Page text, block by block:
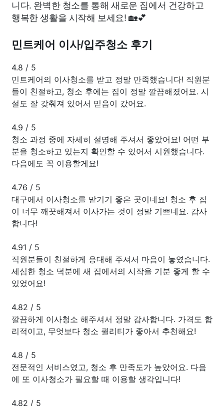
니다. 완벽한 청소를 통해 새로운 집에서 건강하고
행복한 생활을 시작해 보세요! 🏡💕
민트케어 이사/입주청소 후기
4.8 / 5
민트케어의 이사청소를 받고 정말 만족했습니다! 직원분
들이 친절하고, 청소 후에는 집이 정말 깔끔해졌어요. 시
설도 잘 갖춰져 있어서 믿음이 갔어요.
4.9 / 5
청소 과정 중에 자세히 설명해 주셔서 좋았어요! 어떤 부
분을 청소하고 있는지 확인할 수 있어서 시원했습니다.
다음에도 꼭 이용할게요!
4.76 / 5
대구에서 이사청소를 맡기기 좋은 곳이네요! 청소 후 집
이 너무 깨끗해져서 이사가는 것이 정말 기쁘네요. 감사
합니다!
4.91 / 5
직원분들이 친절하게 응대해 주셔서 마음이 놓였습니다.
세심한 청소 덕분에 새 집에서의 시작을 기분 좋게 할 수
있었어요!
4.82 / 5
깔끔하게 이사청소 해주셔서 정말 감사합니다. 가격도 합
리적이고, 무엇보다 청소 퀄리티가 좋아서 추천해요!
4.8 / 5
전문적인 서비스였고, 청소 후 만족도가 높았어요. 다음
에 또 이사청소가 필요할 때 이용할 생각입니다!
4.82 / 5